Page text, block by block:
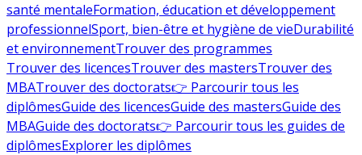
santé mentaleFormation, éducation et développement
professionnelSport, bien-être et hygiène de vieDurabilité
et environnementTrouver des programmes
Trouver des licencesTrouver des mastersTrouver des
MBATrouver des doctorats👉 Parcourir tous les
diplômesGuide des licencesGuide des mastersGuide des
MBAGuide des doctorats👉 Parcourir tous les guides de
diplômesExplorer les diplômes